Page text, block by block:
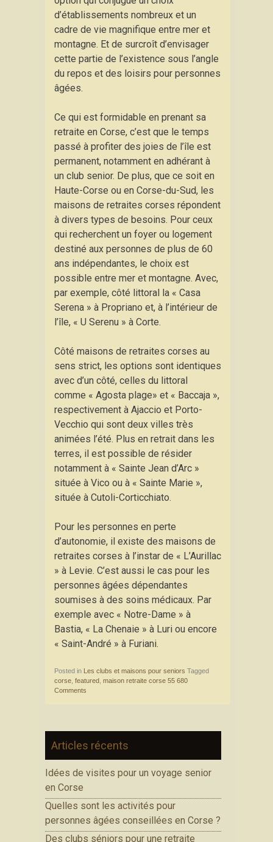
d’établissements nombreux et un
cadre de vie magnifique entre mer et
montagne. Et de surcroît d’envisager
cette partie de l’existence sous l’angle
du repos et des loisirs pour personnes
âgées.
Ce qui est formidable en prenant sa
retraite en Corse, c’est que le temps
passé à profiter des joies de l’île est
permanent, notamment en adhérant à
un club senior. De plus, que ce soit en
Haute-Corse ou en Corse-du-Sud, les
maisons de retraites corses répondent
à divers types de besoins. Pour ceux
qui recherchent un foyer ou logement
destiné aux personnes de plus de 60
ans indépendantes, le choix est
possible entre mer et montagne. Avec,
par exemple, côté littoral la « Casa
Serena » à Propriano et, à l’intérieur de
l’île, « U Serenu » à Corte.
Côté maisons de retraites corses au
sens strict, les options sont identiques
avec d’un côté, celles du littoral
comme « Agosta plage» et « Baccaja »,
respectivement à Ajaccio et Porto-
Vecchio qui sont deux villes très
animées l’été. Plus en retrait dans les
terres, il est possible de résider
notamment à « Sainte Jean d’Arc »
située à Vico ou à « Sainte Marie »,
située à Cutoli-Corticchiato.
Pour les personnes en perte
d’autonomie, il existe des maisons de
retraites corses à l’instar de « L’Aurillac
» à Levie. C’est aussi le cas pour les
personnes âgées dépendantes
soumises à des soins médicaux. Par
exemple avec « Notre-Dame » à
Bastia, « La Chenaie » à Luri ou encore
« Saint-André » à Furiani.
Posted in Les clubs et maisons pour seniors Tagged
corse featured maison retraite corse 55 680
Comments
Articles récents
Idées de visites pour un voyage senior
en Corse
Quelles sont les activités pour
personnes âgées conseillées en Corse ?
Des clubs séniors pour une retraite